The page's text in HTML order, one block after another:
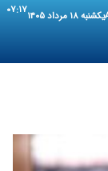
یکشنبه ۱۸ مرداد ۱۴۰۵ ۰۷:۱۷